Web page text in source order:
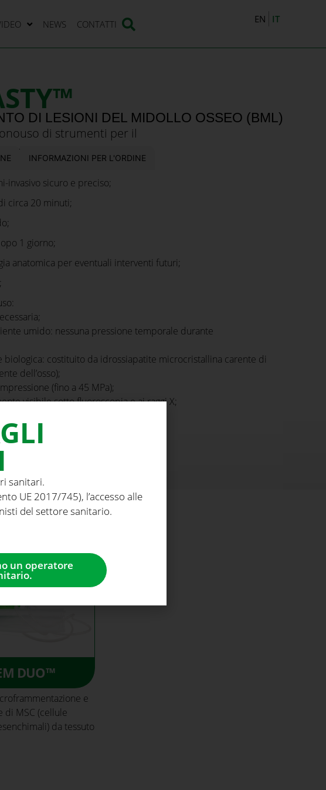
NEWS CONTATTI EN IT
DI LESIONI DEL MIDOLLO OSSEO (BML)
di strumenti per il
subcondrali.
INFORMAZIONI PER L'ORDINE
invasivo sicuro e preciso;
circa 20 minuti;
1 giorno;
anatomica per eventuali interventi futuri;
umido: nessuna pressione temporale durante
biologica: costituito da idrossiapatite microcristallina carente di
dell’osso);
(fino a 45 MPa);
visibile sotto fluoroscopia e ai raggi X;
DUO™
e
di MSC (cellule
da tessuto
sanitari.
UE 2017/745), l’accesso alle
del settore sanitario.
un operatore